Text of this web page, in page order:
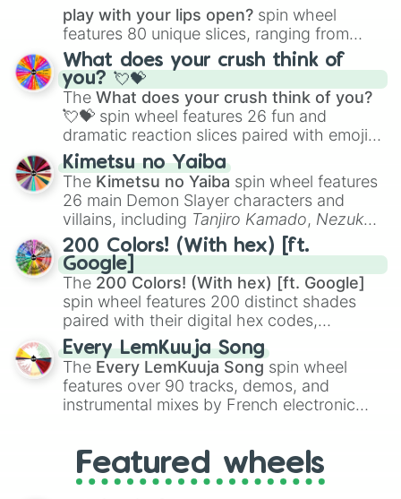
play with your lips open? spin wheel
features 80 unique slices, ranging from
traditional wind instruments like the Flute
Saxophone, andTromboneto unusual
musical prompts like theJaw Harp,Nose
flute (with lips open), andKazoo.
What does your crush think of
you? 💘💝
The What does your crush think of you?
💘💝 spin wheel features 26 fun and
dramatic reaction slices paired with emojis,
ranging from sweet options like
you,😇 your an angel, and 😊 sweet
to
chaotic predictions like🤨 sus,🫥 I don't
even knew you existed , and🤪 crazy.
Kimetsu no Yaiba
The Kimetsu no Yaiba spin wheel features
26 main Demon Slayer characters and
villains, including Tanjiro Kamado, Nezuko
Kamado, the Nine Hashira likeKyojuro
RengokuandGiyu Tomioka, and powerful
demons likeMuzan Kibutsuji,Akaza, and
Kokushibo
200 Colors! (With hex) [ft.
Google]
The 200 Colors! (With hex) [ft. Google]
spin wheel features 200 distinct shades
paired with their digital hex codes,
spanning the entire color spectrum from
vibrant tones like#FF0800(Candy Apple
Red),#39FF14(Neon Green), and
#007FFF(Azure Blue) to neutral shades
like#F5F5DC(Beige), #B76E79(Rose
Every LemKuuja Song
The Every LemKuuja Song spin wheel
features over 90 tracks, demos, and
instrumental mixes by French electronic
GRL, and A NEWER DAWN, as well as the
full judetrack series.
Featured wheels